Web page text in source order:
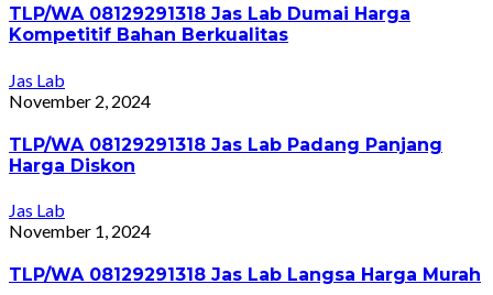
TLP/WA 08129291318 Jas Lab Dumai Harga
Kompetitif Bahan Berkualitas
Jas Lab
November 2, 2024
TLP/WA 08129291318 Jas Lab Padang Panjang
Harga Diskon
Jas Lab
November 1, 2024
TLP/WA 08129291318 Jas Lab Langsa Harga Murah